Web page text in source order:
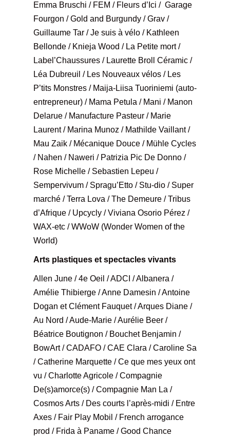
Emma Bruschi / FEM / Fleurs d’Ici / Garage
Fourgon / Gold and Burgundy / Grav /
Guillaume Tar / Je suis à vélo / Kathleen
Bellonde / Knieja Wood / La Petite mort /
Label’Chaussures / Laurette Broll Céramic /
Léa Dubreuil / Les Nouveaux vélos / Les
P’tits Monstres / Maija-Liisa Tuoriniemi (auto-
entrepreneur) / Mama Petula / Mani / Manon
Delarue / Manufacture Pasteur / Marie
Laurent / Marina Munoz / Mathilde Vaillant /
Mau Zaik / Mécanique Douce / Mühle Cycles
/ Nahen / Naweri / Patrizia Pic De Donno /
Rose Michelle / Sebastien Lepeu /
Sempervivum / Spragu’Etto / Stu-dio / Super
marché / Terra Lova / The Demeure / Tribus
d’Afrique / Upcycly / Viviana Osorio Pérez /
WAX-etc / WWoW (Wonder Women of the
World)
Arts plastiques et spectacles vivants
Allen June / 4e Oeil / ADCI / Albanera /
Amélie Thibierge / Anne Damesin / Antoine
Dogan et Clément Fauquet / Arques Diane /
Au Nord / Aude-Marie / Aurélie Beer /
Béatrice Boutignon / Bouchet Benjamin /
BowArt / CADAFO / CAE Clara / Caroline Sa
/ Catherine Marquette / Ce que mes yeux ont
vu / Charlotte Agricole / Compagnie
De(s)amorce(s) / Compagnie Man La /
Cosmos Arts / Des courts l’après-midi / Entre
Axes / Fair Play Mobil / French arrogance
prod / Frida à Paname / Good Chance